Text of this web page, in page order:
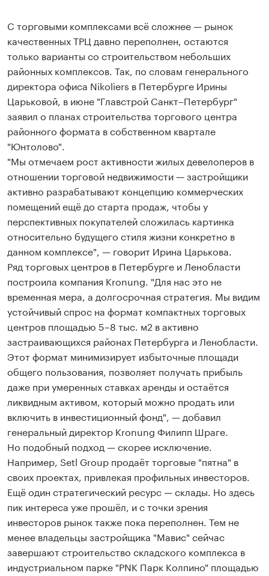
С торговыми комплексами всё сложнее — рынок
качественных ТРЦ давно переполнен, остаются
только варианты со строительством небольших
районных комплексов. Так, по словам генерального
директора офиса Nikoliers в Петербурге Ирины
Царьковой, в июне "Главстрой Санкт–Петербург"
заявил о планах строительства торгового центра
районного формата в собственном квартале
"Юнтолово".
"Мы отмечаем рост активности жилых девелоперов в
отношении торговой недвижимости — застройщики
активно разрабатывают концепцию коммерческих
помещений ещё до старта продаж, чтобы у
перспективных покупателей сложилась картинка
относительно будущего стиля жизни конкретно в
данном комплексе", — говорит Ирина Царькова.
Ряд торговых центров в Петербурге и Ленобласти
построила компания Kronung. "Для нас это не
временная мера, а долгосрочная стратегия. Мы видим
устойчивый спрос на формат компактных торговых
центров площадью 5–8 тыс. м2 в активно
застраивающихся районах Петербурга и Ленобласти.
Этот формат минимизирует избыточные площади
общего пользования, позволяет получать прибыль
даже при умеренных ставках аренды и остаётся
ликвидным активом, который можно продать или
включить в инвестиционный фонд", — добавил
генеральный директор Kronung Филипп Шраге.
Но подобный подход — скорее исключение.
Например, Setl Group продаёт торговые "пятна" в
своих проектах, привлекая профильных инвесторов.
Ещё один стратегический ресурс — склады. Но здесь
пик интереса уже прошёл, и с точки зрения
инвесторов рынок также пока переполнен. Тем не
менее владельцы застройщика "Мавис" сейчас
завершают строительство складского комплекса в
индустриальном парке "PNK Парк Колпино" площадью